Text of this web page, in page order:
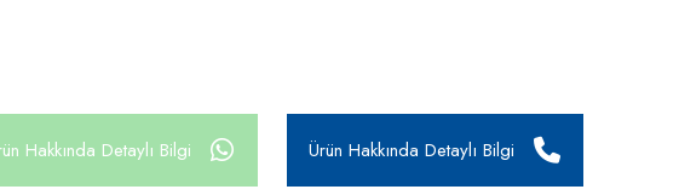
Hakkında Detaylı Bilgi Ürün Hakkında Detaylı Bilgi